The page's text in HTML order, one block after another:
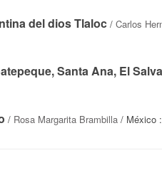
del dios Tlaloc / Carlos
Santa Ana, El
/ Rosa Margarita Brambilla / México